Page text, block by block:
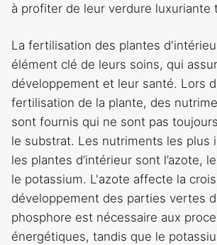
à profiter de leur verdure luxuriante
La fertilisation des plantes
élément clé de leurs soins, qui
développement et leur santé. Lors
fertilisation de la plante, des
sont fournis qui ne sont pas
le substrat. Les nutriments les plus
les plantes d’intérieur sont l’azote,
le potassium. L'azote affecte la
développement des parties vertes
phosphore est nécessaire aux
énergétiques, tandis que le